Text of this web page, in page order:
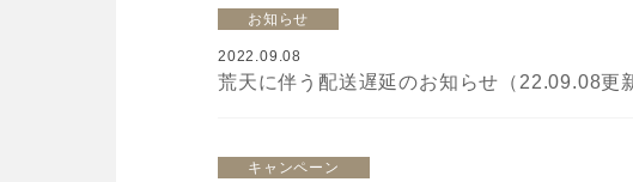
お知らせ
2022.09.08
荒天に伴う配送遅延のお知らせ（22.09.08更
キャンペーン